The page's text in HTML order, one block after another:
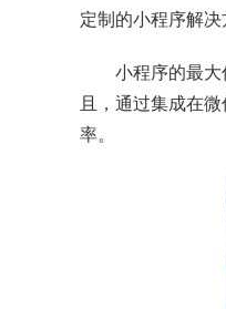
定制的小程序解决
小程序的最
且，通过集成在
率。